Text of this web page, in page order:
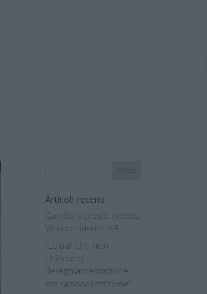
Articoli recenti
Camillo Venesio rieletto
Vicepresidente ABI
“Le banche non
chiedono
deregolamentazione,
ma razionalizzazione”